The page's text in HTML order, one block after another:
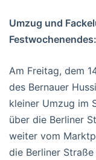
Umzug und
Festwochenendes:
Am Freitag, dem
des Bernauer
kleiner Umzug im
über die Berliner
weiter vom
die Berliner